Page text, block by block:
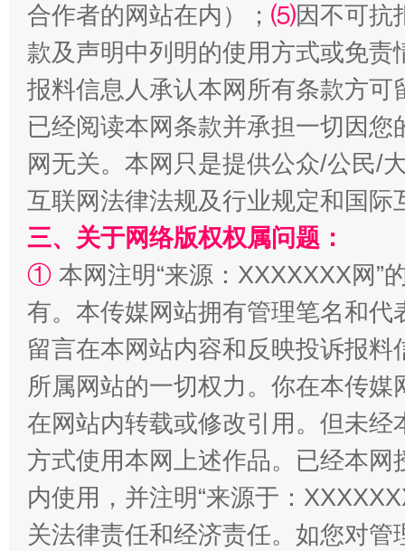
揭批美国五大"原罪" "炒
解纷+调解+退费，一次搞定
站台名比不上好声名
合作者的网站在内）； ⑸因不可抗
款及声明中列明的使用方式或免责
报料信息人承认本网所有条款方
已经阅读本网条款并承担一切因
网无关。本网只是提供公众/公民/
互联网法律法规及行业规定和国
三、关于网络版权权属问题：
① 本网注明“来源：XXXXXXX网”
有。本传媒网站拥有管理笔名和
留言在本网站内容和反映投诉报
所属网站的一切权力。你在本传
在网站内转载或修改引用。但未
方式使用本网上述作品。已经本
内使用，并注明“来源于：
关法律责任和经济责任。如您对